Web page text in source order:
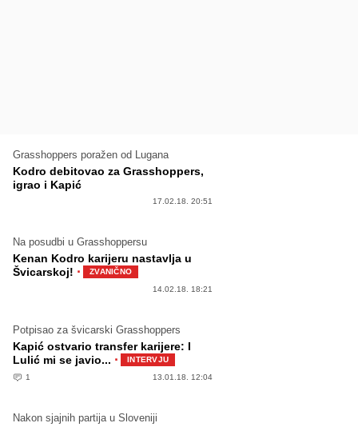
Grasshoppers poražen od Lugana
Kodro debitovao za Grasshoppers,
igrao i Kapić
17.02.18. 20:51
Na posudbi u Grasshoppersu
Kenan Kodro karijeru nastavlja u
Švicarskoj! ·
ZVANIČNO
14.02.18. 18:21
Potpisao za švicarski Grasshoppers
Kapić ostvario transfer karijere: I
Lulić mi se javio... ·
INTERVJU
1
13.01.18. 12:04
Nakon sjajnih partija u Sloveniji